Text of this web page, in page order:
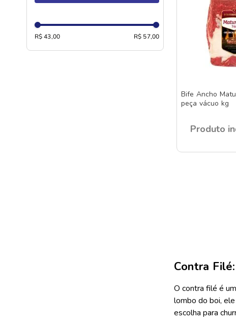
R$ 43,00 R$ 57,00
Bife Ancho
peça vácuo kg
Produto
Contra
O contra filé é
lombo do boi,
escolha para